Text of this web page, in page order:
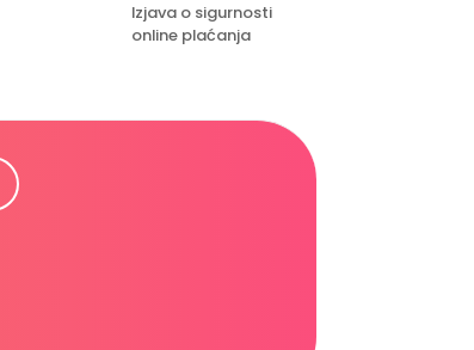
Izjava o sigurnosti
online plaćanja